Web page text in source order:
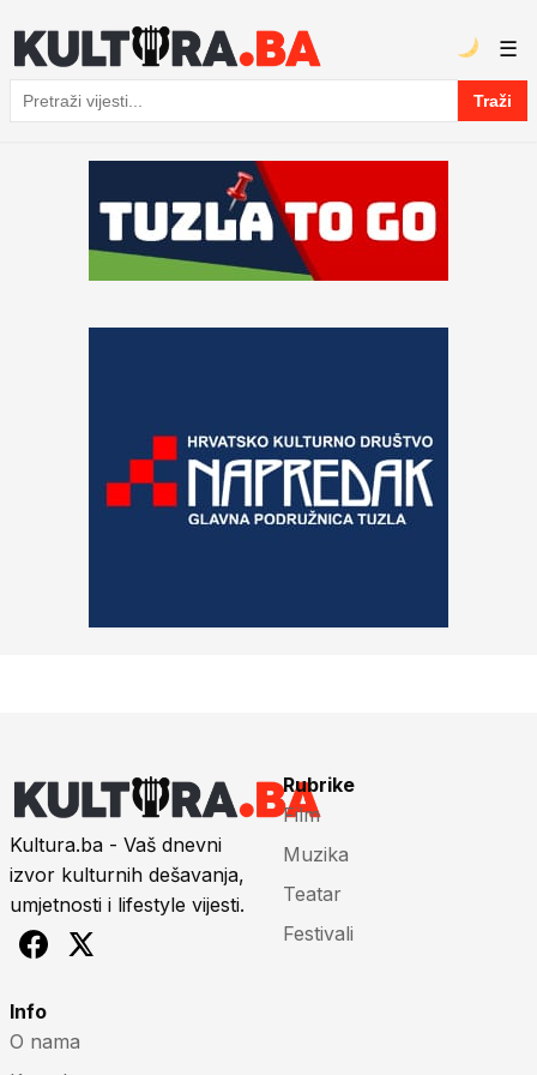
Pretraga
Traži
☰
Kultura.ba - Vaš dnevni
izvor kulturnih dešavanja,
umjetnosti i lifestyle vijesti.
Rubrike
Film
Muzika
Teatar
Festivali
Info
O nama